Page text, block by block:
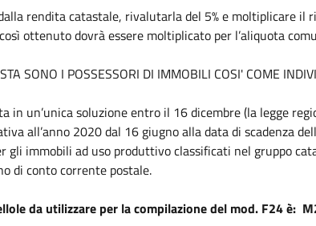
rendita catastale, rivalutarla del 5% e moltiplicare
ottenuto dovrà essere moltiplicato per l’aliquota
SONO I POSSESSORI DI IMMOBILI COSI' COME
in un’unica soluzione entro il 16 dicembre (la legge
all’anno 2020 dal 16 giugno alla data di scadenza
gli immobili ad uso produttivo classificati nel gruppo
di conto corrente postale.
da utilizzare per la compilazione del mod. F24 è: